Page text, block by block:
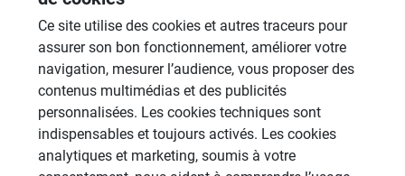
si vous pouvez compléter.. un grand merci.
AD
Administrateur
10/08/2011 à 16h08
Ce site utilise des cookies et autres traceurs pour
assurer son bon fonctionnement, améliorer votre
navigation, mesurer l’audience, vous proposer des
contenus multimédias et des publicités
personnalisées. Les cookies techniques sont
indispensables et toujours activés. Les cookies
analytiques et marketing, soumis à votre